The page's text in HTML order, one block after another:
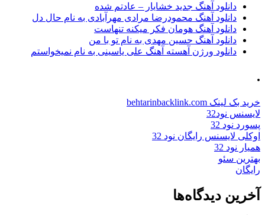
دانلود آهنگ جدید خشایار – عادتم شده
دانلود آهنگ محمودرضا مرادی مهرآبادی به نام حال دل
دانلود آهنگ هومان فکر میکنه تنهاست
دانلود آهنگ حسین مهدی به نام تو با من
دانلود ورژن آهسته آهنگ علی یاسینی به نام نمیخواستم
.
خرید بک لینک behtarinbacklink.com
لایسنس نود32
پسورد نود 32
اوکلی لایسنس رایگان نود 32
همیار نود 32
بهترین سئو
رایگان
آخرین دیدگاه‌ها